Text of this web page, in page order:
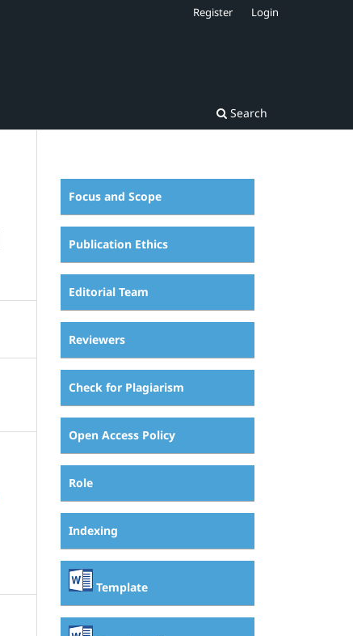
Search
Register Login
Focus and Scope
Publication Ethics
Editorial Team
Reviewers
Check for Plagiarism
Open Access Policy
Role
Indexing
Template